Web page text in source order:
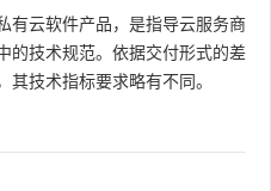
有云软件产品，是指导云服务商
的技术规范。依据交付形式的差
技术指标要求略有不同。